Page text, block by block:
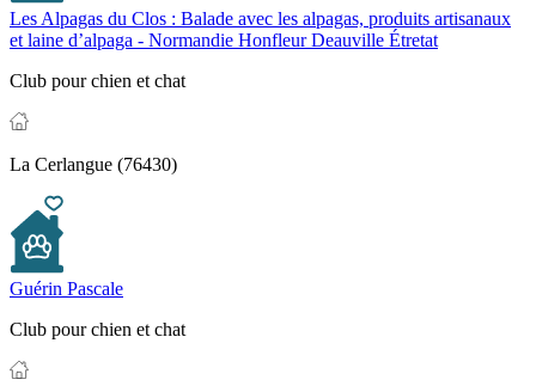
Les Alpagas du Clos : Balade avec les alpagas, produits artisanaux
et laine d’alpaga - Normandie Honfleur Deauville Étretat
Club pour chien et chat
La Cerlangue (76430)
Guérin Pascale
Club pour chien et chat